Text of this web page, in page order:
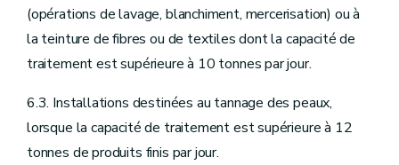
(opérations de lavage, blanchiment, mercerisation) ou à
la teinture de fibres ou de textiles dont la capacité de
traitement est supérieure à 10 tonnes par jour.
6.3. Installations destinées au tannage des peaux,
lorsque la capacité de traitement est supérieure à 12
tonnes de produits finis par jour.